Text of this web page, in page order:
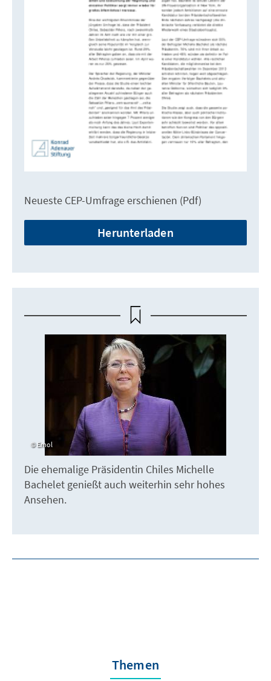
Neueste CEP-Umfrage erschienen (Pdf)
Herunterladen
Emol
Die ehemalige Präsidentin Chiles Michelle
Bachelet genießt auch weiterhin sehr hohes
Ansehen.
Themen